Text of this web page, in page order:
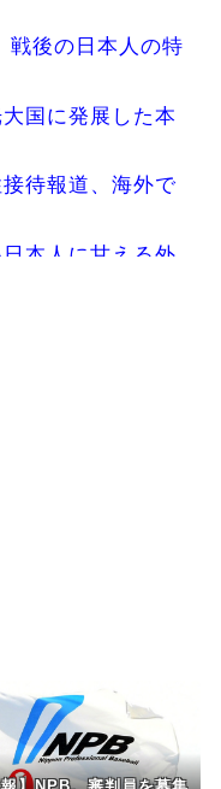
戦後の日本人の特
国に発展した本
待報道、海外で
本人に甘える外